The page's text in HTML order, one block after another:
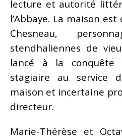
lecture et autorité
l’Abbaye. La maison
Chesneau,
stendhaliennes de
lancé à la conquête
stagiaire au service
maison et incertaine
directeur.
Marie-Thérèse et